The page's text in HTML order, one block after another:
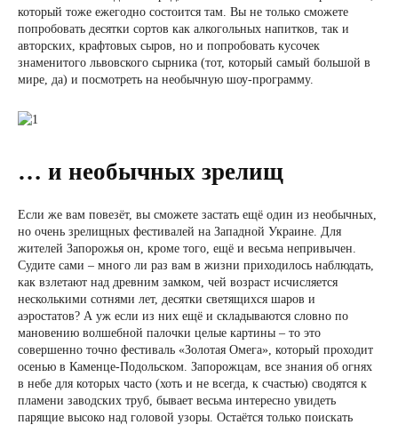
который тоже ежегодно состоится там. Вы не только сможете
попробовать десятки сортов как алкогольных напитков, так и
авторских, крафтовых сыров, но и попробовать кусочек
знаменитого львовского сырника (тот, который самый большой в
мире, да) и посмотреть на необычную шоу-программу.
… и необычных зрелищ
Если же вам повезёт, вы сможете застать ещё один из необычных,
но очень зрелищных фестивалей на Западной Украине. Для
жителей Запорожья он, кроме того, ещё и весьма непривычен.
Судите сами – много ли раз вам в жизни приходилось наблюдать,
как взлетают над древним замком, чей возраст исчисляется
несколькими сотнями лет, десятки светящихся шаров и
аэростатов? А уж если из них ещё и складываются словно по
мановению волшебной палочки целые картины – то это
совершенно точно фестиваль «Золотая Омега», который проходит
осенью в Каменце-Подольском. Запорожцам, все знания об огнях
в небе для которых часто (хоть и не всегда, к счастью) сводятся к
пламени заводских труб, бывает весьма интересно увидеть
парящие высоко над головой узоры. Остаётся только поискать